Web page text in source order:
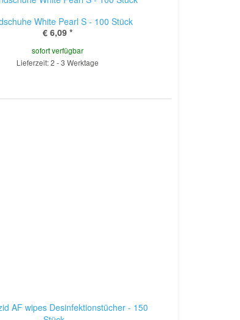
White Pearl S - 100 Stück
€ 6,09 *
sofort verfügbar
Lieferzeit: 2 - 3 Werktage